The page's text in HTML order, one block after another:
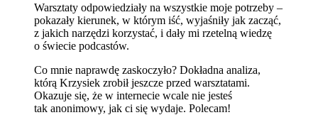
Warsztaty odpowiedziały na wszystkie moje potrzeby –
pokazały kierunek, w którym iść, wyjaśniły jak zacząć,
z jakich narzędzi korzystać, i dały mi rzetelną wiedzę
o świecie podcastów.
Co mnie naprawdę zaskoczyło? Dokładna analiza,
którą Krzysiek zrobił jeszcze przed warsztatami.
Okazuje się, że w internecie wcale nie jesteś
tak anonimowy, jak ci się wydaje. Polecam!